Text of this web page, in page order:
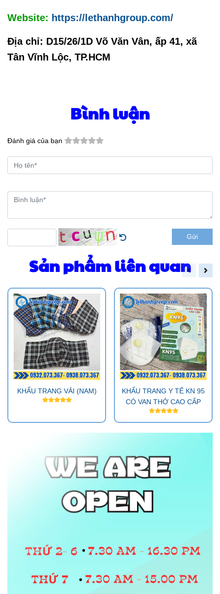
Website: https://lethanhgroup.com/
Địa chỉ: D15/26/1D Võ Văn Vân, ấp 41, xã
Tân Vĩnh Lộc, TP.HCM
Bình luận
Đánh giá của bạn
Gửi
Sản phẩm liên quan
KHẨU TRANG VẢI (NAM)
KHẨU TRANG Y TẾ KN 95
CÓ VAN THỞ CAO CẤP